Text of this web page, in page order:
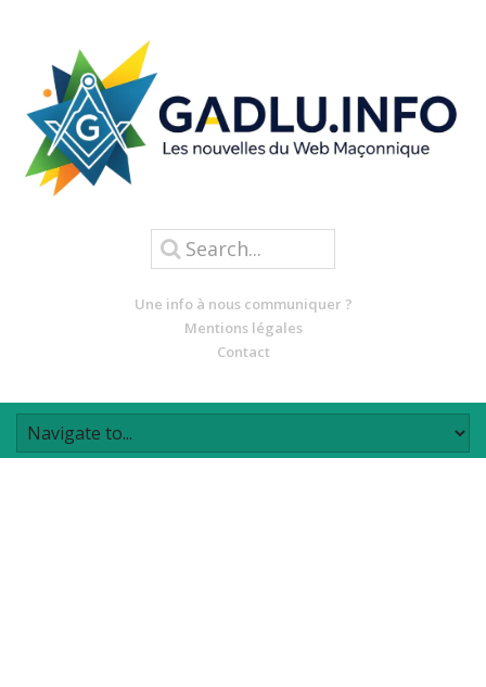
Une info à nous communiquer ?
Mentions légales
Contact